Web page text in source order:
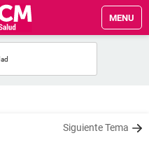
MENU
Siguiente Tema